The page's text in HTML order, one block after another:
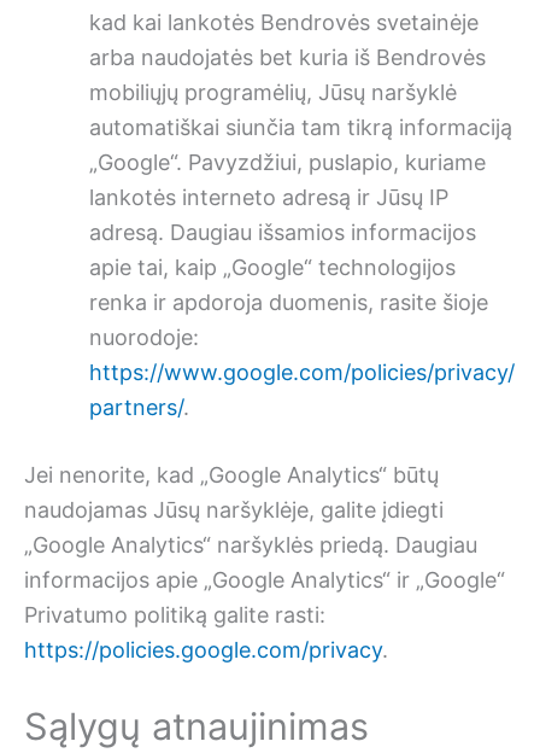
kad kai lankotės Bendrovės svetainėje
arba naudojatės bet kuria iš Bendrovės
mobiliųjų programėlių, Jūsų naršyklė
automatiškai siunčia tam tikrą informaciją
„Google“. Pavyzdžiui, puslapio, kuriame
lankotės interneto adresą ir Jūsų IP
adresą. Daugiau išsamios informacijos
apie tai, kaip „Google“ technologijos
renka ir apdoroja duomenis, rasite šioje
nuorodoje:
https://www.google.com/policies/privacy/
partners/.
Jei nenorite, kad „Google Analytics“ būtų
naudojamas Jūsų naršyklėje, galite įdiegti
„Google Analytics“ naršyklės priedą. Daugiau
informacijos apie „Google Analytics“ ir „Google“
Privatumo politiką galite rasti:
https://policies.google.com/privacy.
Sąlygų atnaujinimas